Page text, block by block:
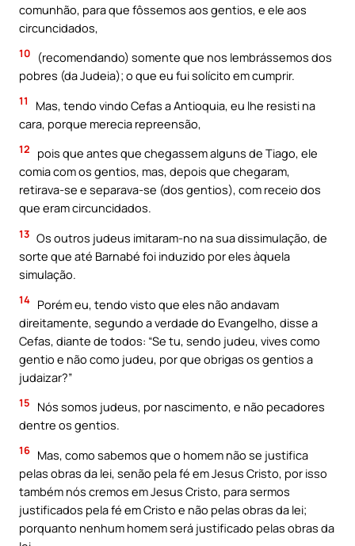
comunhão, para que fôssemos aos gentios, e ele aos
circuncidados,
10
(recomendando) somente que nos lembrássemos dos
pobres (da Judeia); o que eu fui solícito em cumprir.
11
Mas, tendo vindo Cefas a Antioquia, eu lhe resisti na
cara, porque merecia repreensão,
12
pois que antes que chegassem alguns de Tiago, ele
comia com os gentios, mas, depois que chegaram,
retirava-se e separava-se (dos gentios), com receio dos
que eram circuncidados.
13 Os outros judeus imitaram-no na sua dissimulação, de
sorte que até Barnabé foi induzido por eles àquela
simulação.
14 Porém eu, tendo visto que eles não andavam
direitamente, segundo a verdade do Evangelho, disse a
Cefas, diante de todos: “Se tu, sendo judeu, vives como
gentio e não como judeu, por que obrigas os gentios a
judaizar?”
15
Nós somos judeus, por nascimento, e não pecadores
dentre os gentios.
16 Mas, como sabemos que o homem não se justifica
pelas obras da lei, senão pela fé em Jesus Cristo, por isso
também nós cremos em Jesus Cristo, para sermos
justificados pela fé em Cristo e não pelas obras da lei;
porquanto nenhum homem será justificado pelas obras da